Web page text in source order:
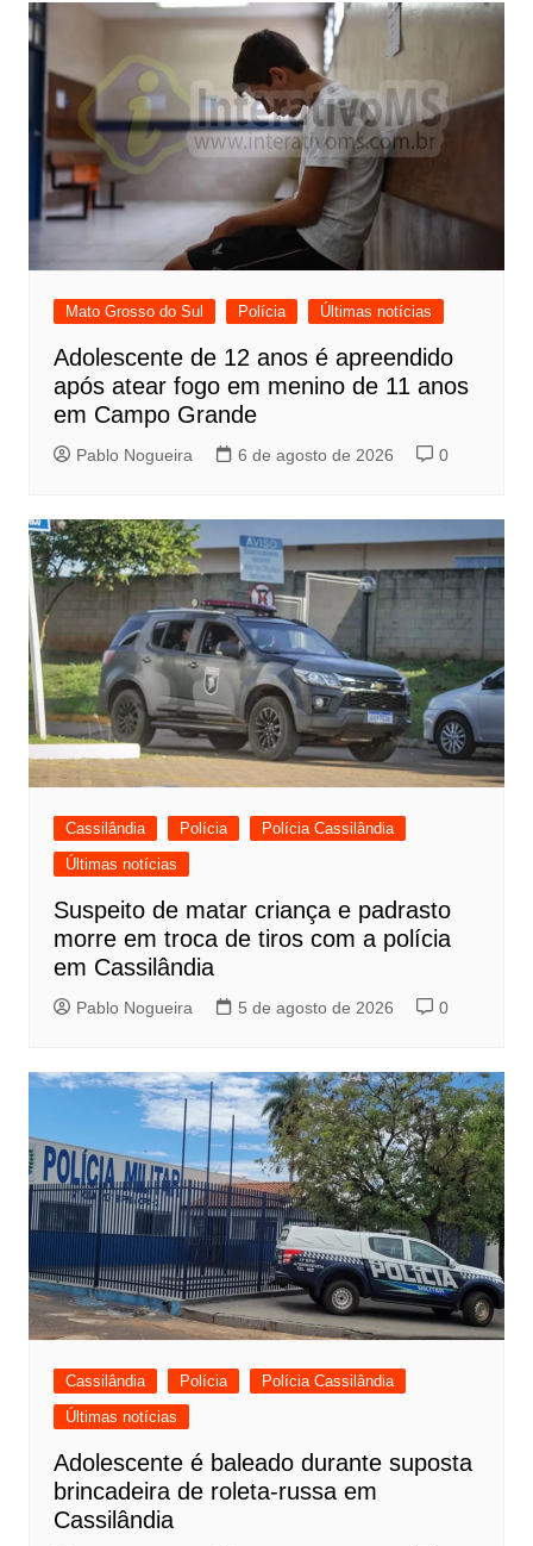
Mato Grosso do Sul Polícia Últimas notícias
Adolescente de 12 anos é apreendido
após atear fogo em menino de 11 anos
em Campo Grande
Pablo Nogueira 6 de agosto de 2026 0
Cassilândia Polícia
Polícia Cassilândia
Últimas notícias
Suspeito de matar criança e padrasto
morre em troca de tiros com a polícia
em Cassilândia
Pablo Nogueira 5 de agosto de 2026 0
Cassilândia Polícia
Polícia Cassilândia
Últimas notícias
Adolescente é baleado durante suposta
brincadeira de roleta-russa em
Cassilândia